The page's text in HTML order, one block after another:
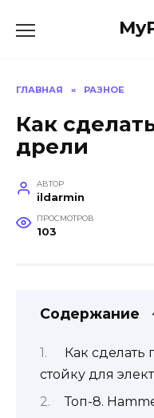
ГЛАВНАЯ » РАЗНОЕ
Как
дрели
АВТОР
ildarmin
ПРОСМОТРОВ
103
Содержание
Как
стойку для
Топ-8.